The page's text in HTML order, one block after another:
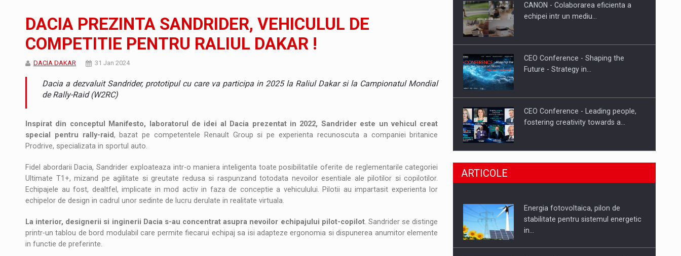
STIRI JAECOO 5 SHS-H a ajuns in Romania
ARTICOLE Proteinmaxxing and the Future of Protein Demand
DACIA PREZINTA SANDRIDER, VEHICULUL DE
COMPETITIE PENTRU RALIUL DAKAR !
DACIA DAKAR 31 Jan 2024
Dacia a dezvaluit Sandrider, prototipul cu care va participa in 2025 la Raliul Dakar si la Campionatul Mondial
de Rally-Raid (W2RC)
Inspirat din conceptul Manifesto, laboratorul de idei al Dacia prezentat in 2022, Sandrider este un vehicul creat
special pentru rally-raid, bazat pe competentele Renault Group si pe experienta recunoscuta a companiei britanice
Prodrive, specializata in sportul auto.
Fidel abordarii Dacia, Sandrider exploateaza intr-o maniera inteligenta toate posibilitatile oferite de reglementarile categoriei
Ultimate T1+, mizand pe agilitate si greutate redusa si raspunzand totodata nevoilor esentiale ale pilotilor si copilotilor.
Echipajele au fost, dealtfel, implicate in mod activ in faza de conceptie a vehiculului. Pilotii au impartasit experienta lor
echipelor de design in cadrul unor sedinte de lucru derulate in realitate virtuala.
La interior, designerii si inginerii Dacia s-au concentrat asupra nevoilor echipajului pilot-copilot. Sandrider se distinge
printr-un tablou de bord modulabil care permite fiecarui echipaj sa isi adapteze ergonomia si dispunerea anumitor elemente
in functie de preferinte.
Hard Enduro Piatra Craiului 2026,
CANON - Colaborarea eficienta a
echipei intr un mediu…
CEO Conference - Shaping the
Future - Strategy in…
CEO Conference - Leading people,
fostering creativity towards a…
CEO Conference - Shaping The
Webinar - Business Evolution-
RETHINK STRATEGY-Finantare
ARTICOLE
Energia fotovoltaica, pilon de
stabilitate pentru sistemul energetic
in…